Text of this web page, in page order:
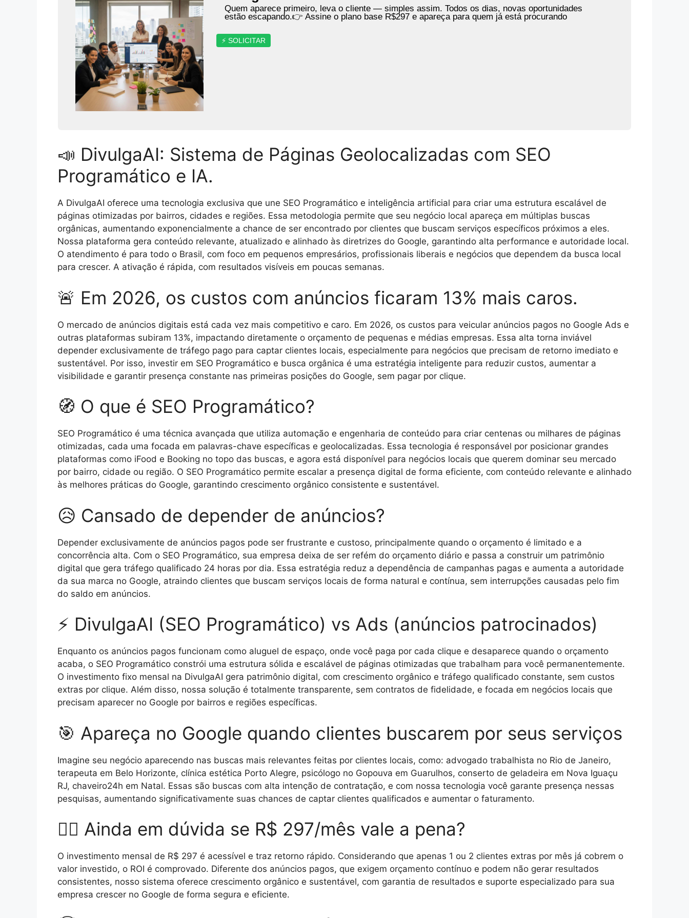
Quem aparece primeiro, leva o cliente — simples assim. Todos os dias, novas oportunidades
estão escapando.👉 Assine o plano base R$297 e apareça para quem já está procurando
⚡ SOLICITAR
📣 DivulgaAI: Sistema de Páginas Geolocalizadas com SEO
Programático e IA.
A DivulgaAI oferece uma tecnologia exclusiva que une SEO Programático e inteligência artificial para criar uma estrutura escalável de
páginas otimizadas por bairros, cidades e regiões. Essa metodologia permite que seu negócio local apareça em múltiplas buscas
orgânicas, aumentando exponencialmente a chance de ser encontrado por clientes que buscam serviços específicos próximos a eles.
Nossa plataforma gera conteúdo relevante, atualizado e alinhado às diretrizes do Google, garantindo alta performance e autoridade local.
O atendimento é para todo o Brasil, com foco em pequenos empresários, profissionais liberais e negócios que dependem da busca local
para crescer. A ativação é rápida, com resultados visíveis em poucas semanas.
🚨 Em 2026, os custos com anúncios ficaram 13% mais caros.
O mercado de anúncios digitais está cada vez mais competitivo e caro. Em 2026, os custos para veicular anúncios pagos no Google Ads e
outras plataformas subiram 13%, impactando diretamente o orçamento de pequenas e médias empresas. Essa alta torna inviável
depender exclusivamente de tráfego pago para captar clientes locais, especialmente para negócios que precisam de retorno imediato e
sustentável. Por isso, investir em SEO Programático e busca orgânica é uma estratégia inteligente para reduzir custos, aumentar a
visibilidade e garantir presença constante nas primeiras posições do Google, sem pagar por clique.
🧭 O que é SEO Programático?
SEO Programático é uma técnica avançada que utiliza automação e engenharia de conteúdo para criar centenas ou milhares de páginas
otimizadas, cada uma focada em palavras-chave específicas e geolocalizadas. Essa tecnologia é responsável por posicionar grandes
plataformas como iFood e Booking no topo das buscas, e agora está disponível para negócios locais que querem dominar seu mercado
por bairro, cidade ou região. O SEO Programático permite escalar a presença digital de forma eficiente, com conteúdo relevante e alinhado
às melhores práticas do Google, garantindo crescimento orgânico consistente e sustentável.
😥 Cansado de depender de anúncios?
Depender exclusivamente de anúncios pagos pode ser frustrante e custoso, principalmente quando o orçamento é limitado e a
concorrência alta. Com o SEO Programático, sua empresa deixa de ser refém do orçamento diário e passa a construir um patrimônio
digital que gera tráfego qualificado 24 horas por dia. Essa estratégia reduz a dependência de campanhas pagas e aumenta a autoridade
da sua marca no Google, atraindo clientes que buscam serviços locais de forma natural e contínua, sem interrupções causadas pelo fim
do saldo em anúncios.
⚡ DivulgaAI (SEO Programático) vs Ads (anúncios patrocinados)
Enquanto os anúncios pagos funcionam como aluguel de espaço, onde você paga por cada clique e desaparece quando o orçamento
acaba, o SEO Programático constrói uma estrutura sólida e escalável de páginas otimizadas que trabalham para você permanentemente.
O investimento fixo mensal na DivulgaAI gera patrimônio digital, com crescimento orgânico e tráfego qualificado constante, sem custos
extras por clique. Além disso, nossa solução é totalmente transparente, sem contratos de fidelidade, e focada em negócios locais que
precisam aparecer no Google por bairros e regiões específicas.
🎯 Apareça no Google quando clientes buscarem por seus serviços
Imagine seu negócio aparecendo nas buscas mais relevantes feitas por clientes locais, como: advogado trabalhista no Rio de Janeiro,
terapeuta em Belo Horizonte, clínica estética Porto Alegre, psicólogo no Gopouva em Guarulhos, conserto de geladeira em Nova Iguaçu
RJ, chaveiro24h em Natal. Essas são buscas com alta intenção de contratação, e com nossa tecnologia você garante presença nessas
pesquisas, aumentando significativamente suas chances de captar clientes qualificados e aumentar o faturamento.
🤷‍♂️ Ainda em dúvida se R$ 297/mês vale a pena?
O investimento mensal de R$ 297 é acessível e traz retorno rápido. Considerando que apenas 1 ou 2 clientes extras por mês já cobrem o
valor investido, o ROI é comprovado. Diferente dos anúncios pagos, que exigem orçamento contínuo e podem não gerar resultados
consistentes, nosso sistema oferece crescimento orgânico e sustentável, com garantia de resultados e suporte especializado para sua
empresa crescer no Google de forma segura e eficiente.